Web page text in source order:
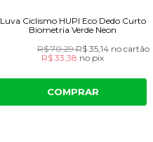
Luva Ciclismo HUPI Eco Dedo Curto
Biometria Verde Neon
R$ 70,29R$ 35,14 no cartão
R$ 33,38 no pix
COMPRAR